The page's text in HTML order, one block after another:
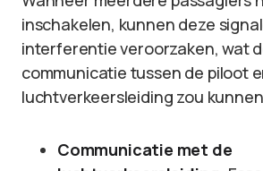
inschakelen, kunnen deze
interferentie veroorzaken, wat
communicatie tussen de piloot
luchtverkeersleiding zou
Communicatie met de